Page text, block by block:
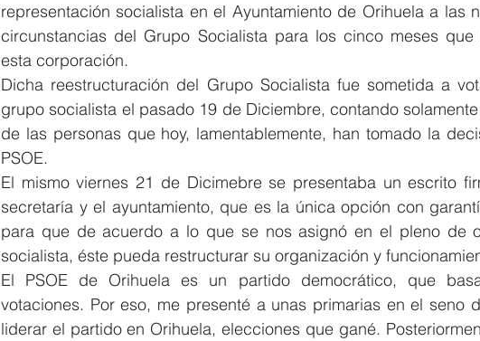
representación socialista en el Ayuntamiento de Orihuela a las
circunstancias del Grupo Socialista para los cinco meses
esta corporación.
Dicha reestructuración del Grupo Socialista fue sometida a
grupo socialista el pasado 19 de Diciembre, contando
de las personas que hoy, lamentablemente, han tomado la
PSOE.
El mismo viernes 21 de Dicimebre se presentaba un escrito
secretaría y el ayuntamiento, que es la única opción con
para que de acuerdo a lo que se nos asignó en el pleno de
socialista, éste pueda restructurar su organización y
El PSOE de Orihuela es un partido democrático, que
votaciones. Por eso, me presenté a unas primarias en el seno
liderar el partido en Orihuela, elecciones que gané.